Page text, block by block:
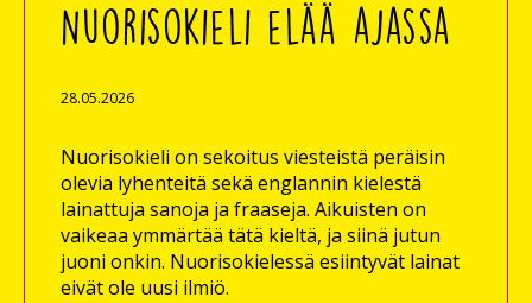
Nuorisokieli elää ajassa
28.05.2026
Nuorisokieli on sekoitus viesteistä peräisin
olevia lyhenteitä sekä englannin kielestä
lainattuja sanoja ja fraaseja. Aikuisten on
vaikeaa ymmärtää tätä kieltä, ja siinä jutun
juoni onkin. Nuorisokielessä esiintyvät lainat
eivät ole uusi ilmiö.